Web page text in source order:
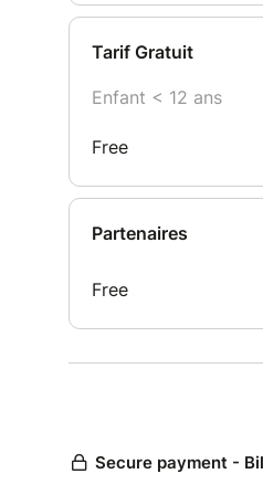
Tarif Gratuit
Enfant < 12 ans
Free
Partenaires
Free
Secure payment -